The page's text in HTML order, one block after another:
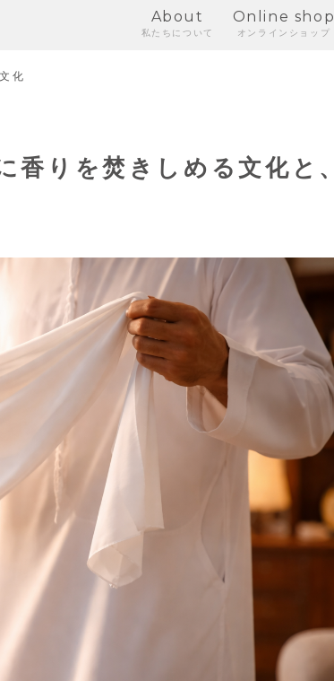
About
私たちについて
Online shop
オンラインショップ
化
香りを焚きしめる文化と、